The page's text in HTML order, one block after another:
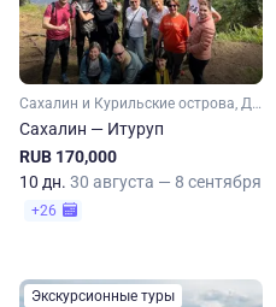
Сахалин и Курильские острова, Дальний Восток
Сахалин — Итуруп
RUB 170,000
10 дн. 30 августа — 8 сентября
+26
Экскурсионные туры